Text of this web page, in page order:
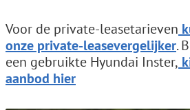
Voor de private-leasetarieven
onze private-leasevergelijker.
een gebruikte Hyundai Inster,
aanbod hier